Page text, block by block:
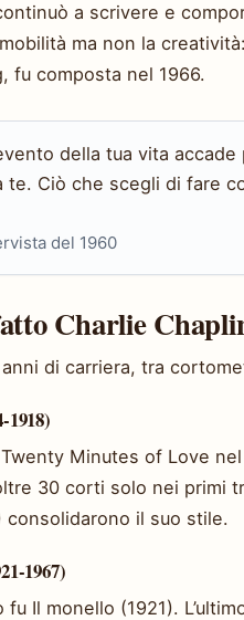
a scrivere e
ma non la
fu composta nel 1966.
della tua vita
te. Ciò che scegli di fare
del 1960
Charlie
di carriera, tra
Minutes of Love
30 corti solo nei primi
consolidarono il suo stile.
1967)
Il monello (1921).